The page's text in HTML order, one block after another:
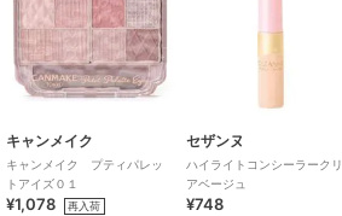
キャンメイク
キャンメイク プティパレッ
トアイズ０１
¥1,078 再入荷
セザンヌ
ハイライトコンシーラークリ
アベージュ
¥748